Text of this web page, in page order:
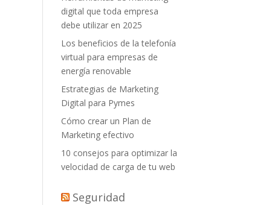
digital que toda empresa
debe utilizar en 2025
Los beneficios de la telefonía
virtual para empresas de
energía renovable
Estrategias de Marketing
Digital para Pymes
Cómo crear un Plan de
Marketing efectivo
10 consejos para optimizar la
velocidad de carga de tu web
Seguridad